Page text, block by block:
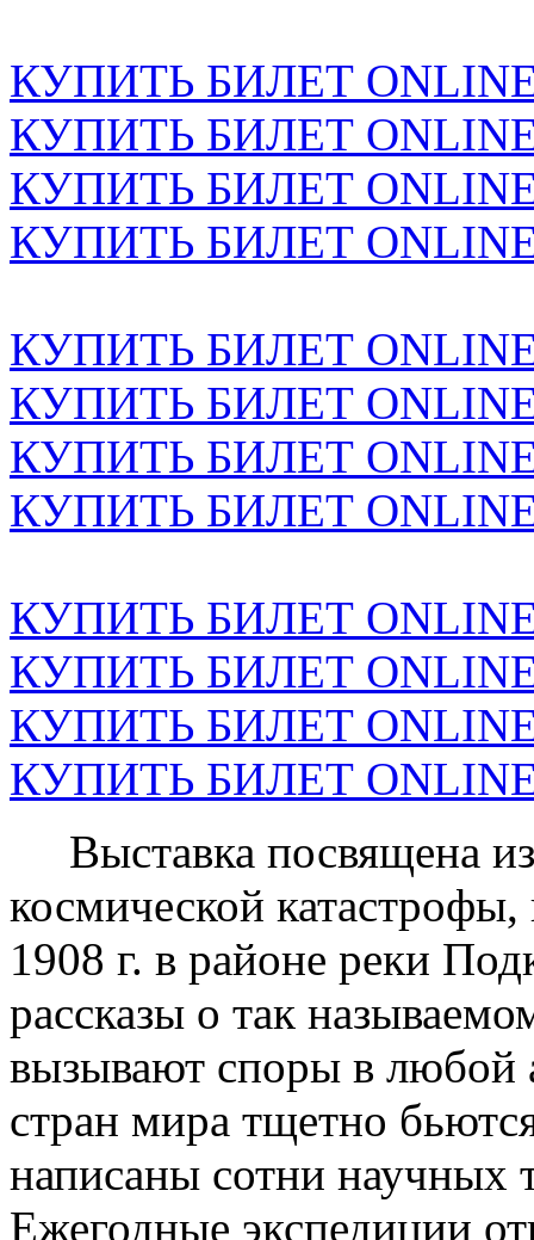
КУПИТЬ БИЛЕТ ONLINE
КУПИТЬ БИЛЕТ ONLINE
КУПИТЬ БИЛЕТ ONLINE
КУПИТЬ БИЛЕТ ONLINE
КУПИТЬ БИЛЕТ ONLINE
КУПИТЬ БИЛЕТ ONLINE
КУПИТЬ БИЛЕТ ONLINE
КУПИТЬ БИЛЕТ ONLINE
КУПИТЬ БИЛЕТ ONLINE
КУПИТЬ БИЛЕТ ONLINE
КУПИТЬ БИЛЕТ ONLINE
КУПИТЬ БИЛЕТ ONLINE
Выставка посвящена
космической
1908 г. в районе реки
рассказы о так
вызывают споры в любой
стран мира тщетно
написаны сотни научных
Ежегодные экспедиции